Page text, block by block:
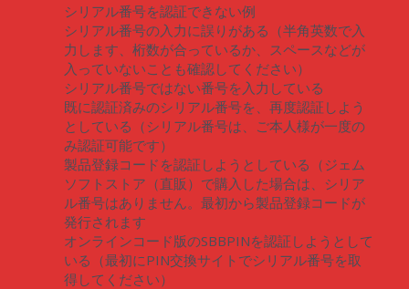
シリアル番号を認証できない例
シリアル番号の入力に誤りがある（半角英数で入
力します、桁数が合っているか、スペースなどが
入っていないことも確認してください）
シリアル番号ではない番号を入力している
既に認証済みのシリアル番号を、再度認証しよう
としている（シリアル番号は、ご本人様が一度の
み認証可能です）
製品登録コードを認証しようとしている（ジェム
ソフトストア（直販）で購入した場合は、シリア
ル番号はありません。最初から製品登録コードが
発行されます
オンラインコード版のSBBPINを認証しようとして
いる（最初にPIN交換サイトでシリアル番号を取
得してください）